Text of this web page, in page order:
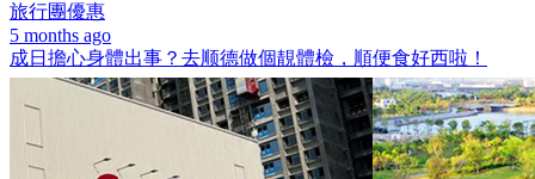
旅行團優惠
5 months ago
成日擔心身體出事？去顺德做個靚體檢，順便食好西啦！